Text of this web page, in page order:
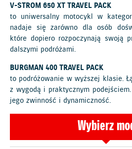
V-STROM 650 XT TRAVEL PACK
to uniwersalny motocykl w
nadaje się zarówno dla osób
które dopiero rozpoczynają swoją
dalszymi podróżami.
BURGMAN 400 TRAVEL PACK
to podróżowanie w wyższej klasie.
z wygodą i praktycznym
jego zwinność i dynamiczność.
Wybierz